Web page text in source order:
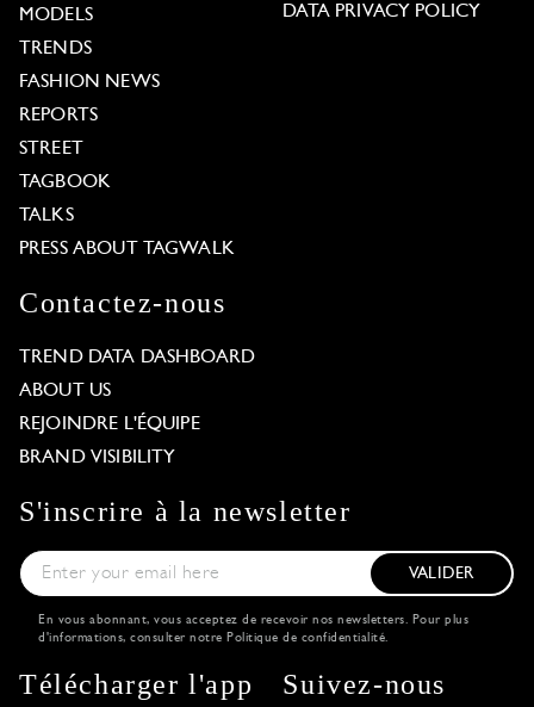
MODELS
TRENDS
FASHION NEWS
REPORTS
STREET
TAGBOOK
TALKS
PRESS ABOUT TAGWALK
DATA PRIVACY POLICY
Contactez-nous
TREND DATA DASHBOARD
ABOUT US
REJOINDRE L'ÉQUIPE
BRAND VISIBILITY
S'inscrire à la newsletter
VALIDER
En vous abonnant, vous acceptez de recevoir nos newsletters. Pour plus
d'informations, consulter notre Politique de confidentialité.
Télécharger l'app Suivez-nous